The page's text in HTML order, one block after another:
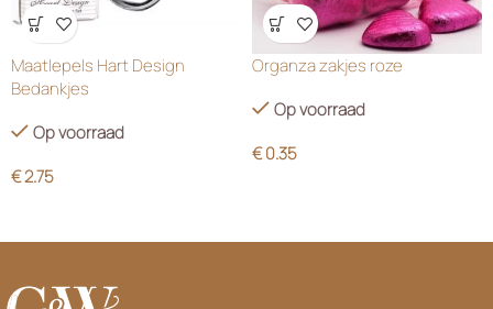
Wensenlijst
Maatlepels Hart Design
Bedankjes
Op voorraad
€2.75
Wensenlijst
Organza zakjes roze
Op voorraad
€0.35